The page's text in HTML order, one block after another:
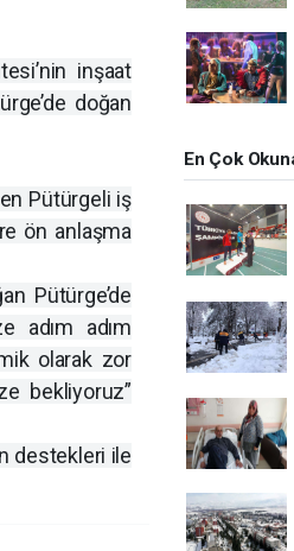
inşaat
doğan
Pütürgeli iş
ön anlaşma
Pütürge’de
adım adım
olarak zor
bekliyoruz”
destekleri ile
En Çok